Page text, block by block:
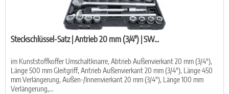
Steckschlüssel-Satz | Antrieb 20 mm (3/4") | SW...
im Kunststoffkoffer Umschaltknarre, Abtrieb Außenvierkant 20 mm (3/4"),
Länge 500 mm Gleitgriff, Antrieb Außenvierkant 20 mm (3/4"), Länge 450
mm Verlängerung, Außen-/Innenvierkant 20 mm (3/4"), Länge 100 mm
Verlängerung,...